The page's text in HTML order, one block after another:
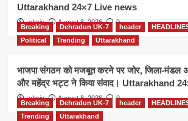
Uttarakhand 24×7 Live news
admin August 8, 2026 0
Breaking Dehradun UK-7 header
Political
Trending Uttarakhand
भाजपा संगठन को मजबूत करने पर जोर, जिला-मंडल
और महेंद्र भट्ट ने किया संवाद। Uttarakhand
admin August 8, 2026 0
Breaking Dehradun UK-7 header
Trending
Uttarakhand